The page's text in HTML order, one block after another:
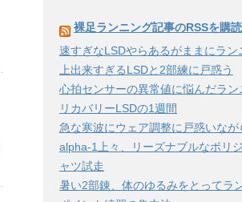
裸足ランニング記事のRSSを購読
速すぎなLSDやらあるがままにラン
上出来すぎるLSDと2部練に戸惑う
心拍センサーの異常値に悩んだラン
リカバリーLSDの1週間
急な寒波にウェア調整に戸惑いなが
alpha-1上々、リーズナブルなポリ
ャツ試走
暑い2部錬、体のゆるみをとってラ